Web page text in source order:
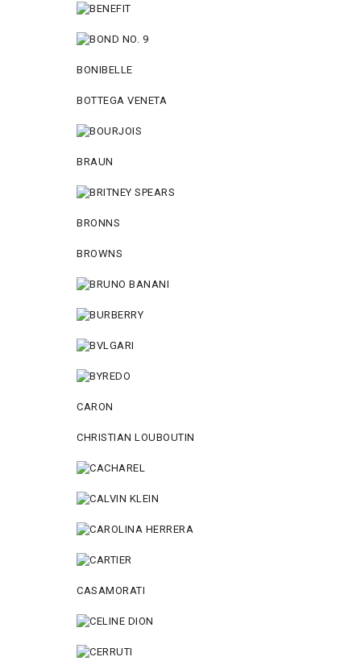
BONIBELLE
BOTTEGA VENETA
BRAUN
BRONNS
BROWNS
CARON
CHRISTIAN LOUBOUTIN
CASAMORATI